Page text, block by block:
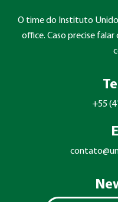
O time do Instituto
office. Caso precise
+55